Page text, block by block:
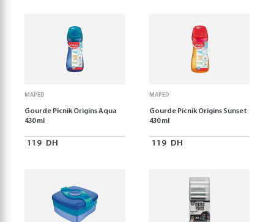
MAPED
Gourde Picnik Origins Aqua
430 ml
119 DH
MAPED
Gourde Picnik Origins Sunset
430 ml
119 DH